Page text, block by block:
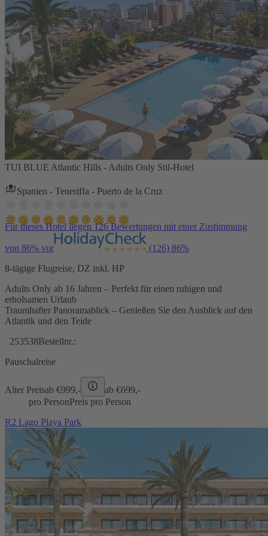
TUI BLUE Atlantic Hills - Adults Only Stil-Hotel
Spanien - Teneriffa - Puerto de la Cruz
Für dieses Hotel liegen 126 Bewertungen mit einer Zustimmung
von 86% vor (126) 86%
8-tägige Flugreise, DZ inkl. HP
Adults Only ab 16 Jahren – Perfekt für einen ruhigen und
erholsamen Urlaub
Traumhafter Panoramablick – Genießen Sie den Ausblick auf den
Atlantik und den Teide
253538Bestellnr.:
Pauschalreise
Alter Preisab €999,- ab €699,-
pro PersonPreis pro Person
R2 Lago Playa Park